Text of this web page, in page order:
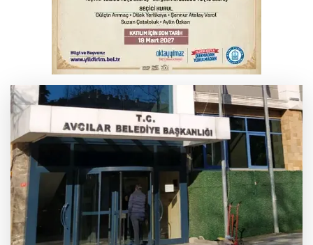
Osmangazi’de iş arayanlara destek
TOFAŞ Basketbol'da sağlık kontrolleri
başladı